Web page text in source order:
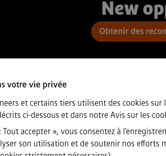
votre vie privée
et certains tiers utilisent des cookies
ci-dessous et dans notre Avis sur les
Tout accepter », vous consentez à
son utilisation et de soutenir nos efforts
New
Obtenir des